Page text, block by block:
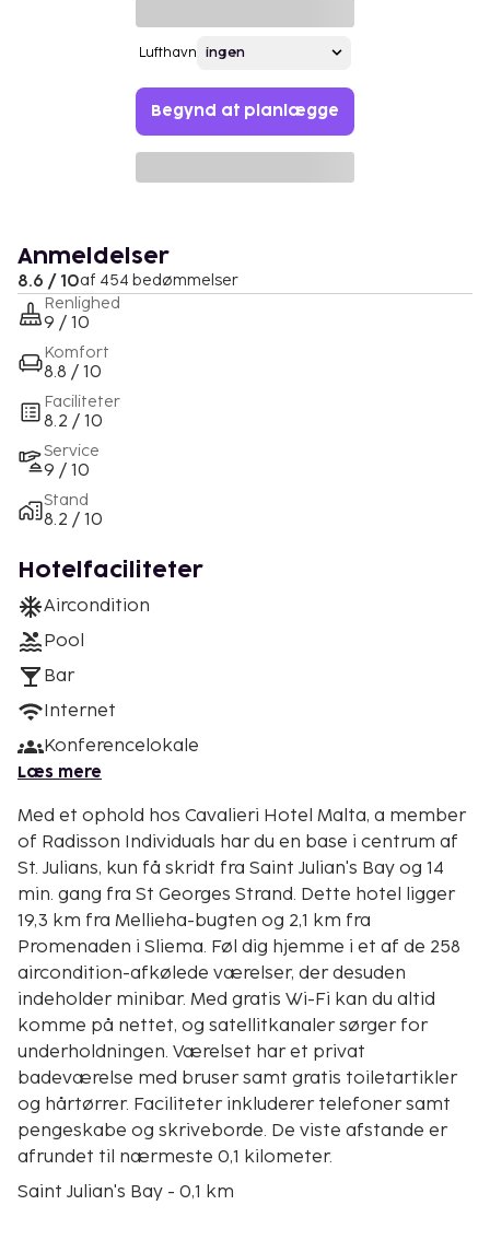
Lufthavn
Begynd at planlægge
Anmeldelser
8.6 / 10af 454 bedømmelser
Renlighed
9 / 10
Komfort
8.8 / 10
Faciliteter
8.2 / 10
Service
9 / 10
Stand
8.2 / 10
Hotelfaciliteter
Aircondition
Pool
Bar
Internet
Konferencelokale
Læs mere
Med et ophold hos Cavalieri Hotel Malta, a member
of Radisson Individuals har du en base i centrum af
St. Julians, kun få skridt fra Saint Julian's Bay og 14
min. gang fra St Georges Strand. Dette hotel ligger
19,3 km fra Mellieha-bugten og 2,1 km fra
Promenaden i Sliema. Føl dig hjemme i et af de 258
aircondition-afkølede værelser, der desuden
indeholder minibar. Med gratis Wi-Fi kan du altid
komme på nettet, og satellitkanaler sørger for
underholdningen. Værelset har et privat
badeværelse med bruser samt gratis toiletartikler
og hårtørrer. Faciliteter inkluderer telefoner samt
pengeskabe og skriveborde. De viste afstande er
afrundet til nærmeste 0,1 kilometer.
Saint Julian's Bay - 0,1 km